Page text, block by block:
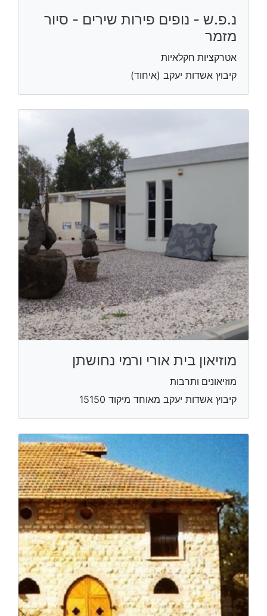
נ.פ.ש - נופים פירות שירים - סיור
מזמר
אטרקציות חקלאיות
קיבוץ אשדות יעקב (איחוד)
מוזיאון בית אורי ורמי נחושתן
מוזיאונים ותרבות
קיבוץ אשדות יעקב מאוחד​ מיקוד 15150